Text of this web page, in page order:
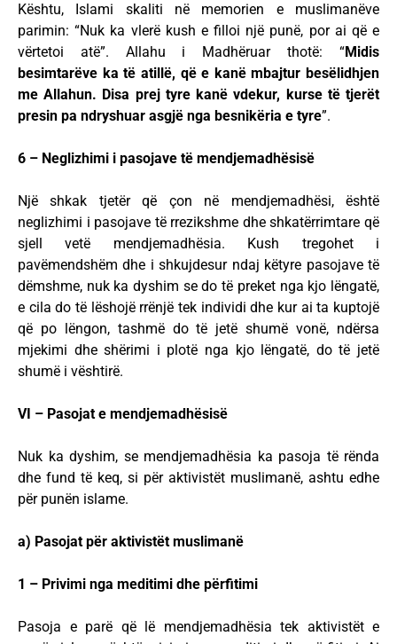
Kështu, Islami skaliti në memorien e muslimanëve
parimin: “Nuk ka vlerë kush e filloi një punë, por ai që e
vërtetoi atë”. Allahu i Madhëruar thotë: “Midis
besimtarëve ka të atillë, që e kanë mbajtur besëlidhjen
me Allahun. Disa prej tyre kanë vdekur, kurse të tjerët
presin pa ndryshuar asgjë nga besnikëria e tyre”.
6 – Neglizhimi i pasojave të mendjemadhësisë
Një shkak tjetër që çon në mendjemadhësi, është
neglizhimi i pasojave të rrezikshme dhe shkatërrimtare që
sjell vetë mendjemadhësia. Kush tregohet i
pavëmendshëm dhe i shkujdesur ndaj këtyre pasojave të
dëmshme, nuk ka dyshim se do të preket nga kjo lëngatë,
e cila do të lëshojë rrënjë tek individi dhe kur ai ta kuptojë
që po lëngon, tashmë do të jetë shumë vonë, ndërsa
mjekimi dhe shërimi i plotë nga kjo lëngatë, do të jetë
shumë i vështirë.
VI – Pasojat e mendjemadhësisë
Nuk ka dyshim, se mendjemadhësia ka pasoja të rënda
dhe fund të keq, si për aktivistët muslimanë, ashtu edhe
për punën islame.
a) Pasojat për aktivistët muslimanë
1 – Privimi nga meditimi dhe përfitimi
Pasoja e parë që lë mendjemadhësia tek aktivistët e